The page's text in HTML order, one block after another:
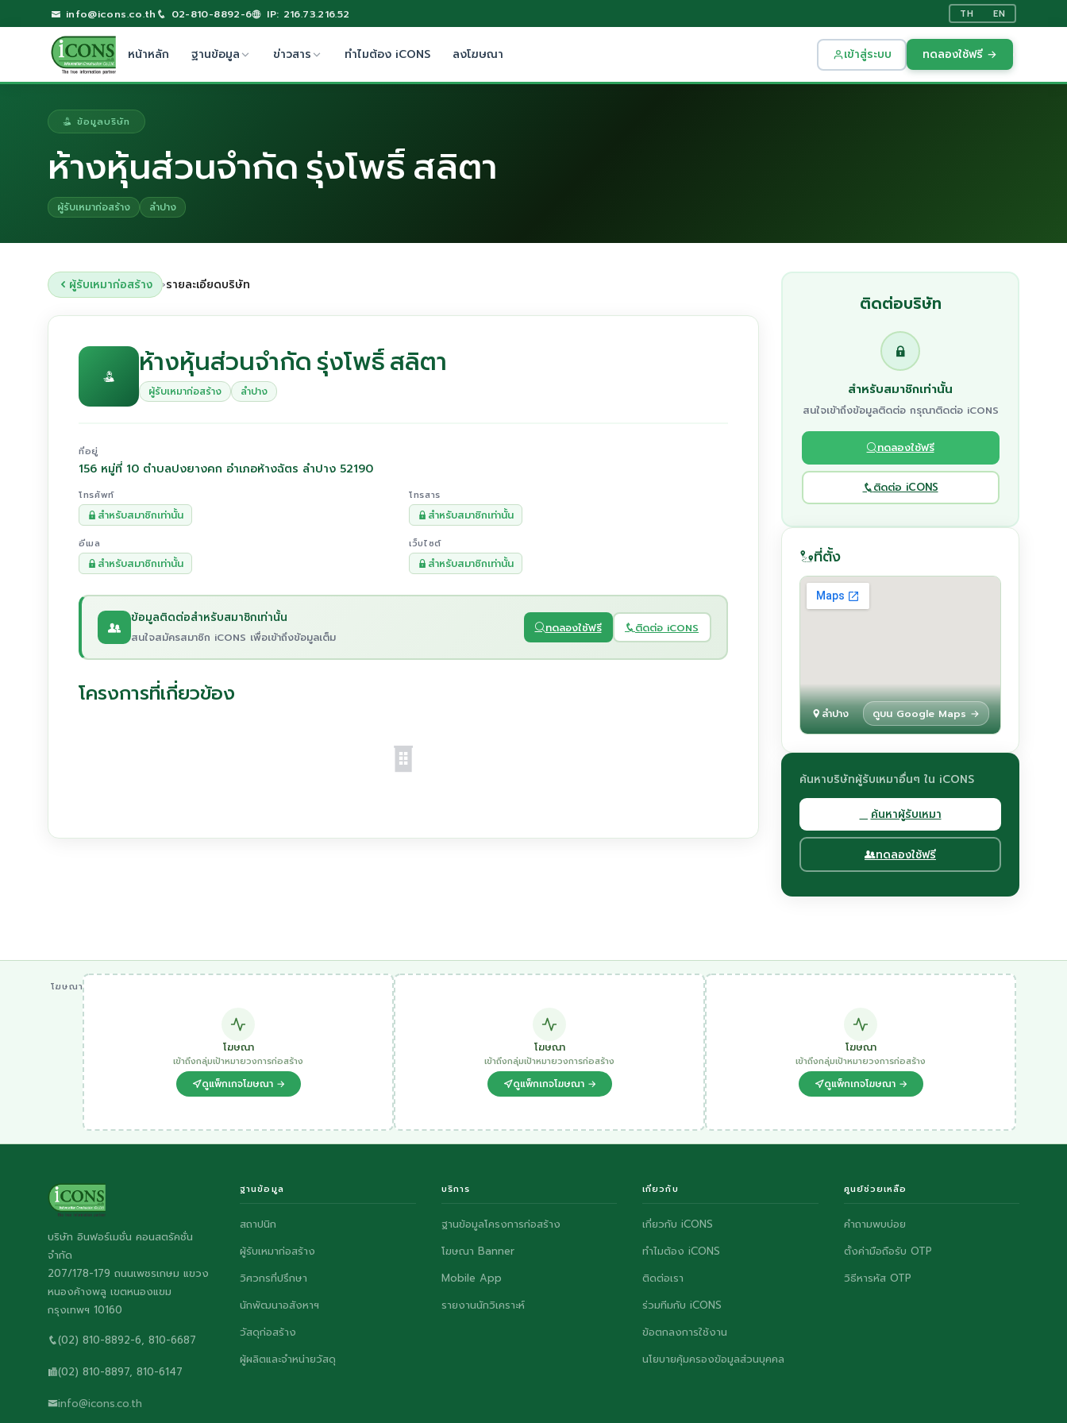
info@icons.co.th 02-810-8892-6 IP: 216.73.216.52 TH EN
หน้าหลัก ฐานข้อมูล ข่าวสาร ทำไมต้อง iCONS ลงโฆษณา เข้าสู่ระบบ ทดลองใช้ฟรี →
ข้อมูลบริษัท
ห้างหุ้นส่วนจำกัด รุ่งโพธิ์ สลิตา
ผู้รับเหมาก่อสร้าง ลำปาง
ผู้รับเหมาก่อสร้าง ›รายละเอียดบริษัท
ห้างหุ้นส่วนจำกัด รุ่งโพธิ์ สลิตา
ผู้รับเหมาก่อสร้าง ลำปาง
ที่อยู่
156 หมู่ที่ 10 ตำบลปงยางคก อำเภอห้างฉัตร ลำปาง 52190
โทรศัพท์
สำหรับสมาชิกเท่านั้น
โทรสาร
สำหรับสมาชิกเท่านั้น
อีเมล
สำหรับสมาชิกเท่านั้น
เว็บไซต์
สำหรับสมาชิกเท่านั้น
ข้อมูลติดต่อสำหรับสมาชิกเท่านั้น
สนใจสมัครสมาชิก iCONS เพื่อเข้าถึงข้อมูลเต็ม
ทดลองใช้ฟรี ติดต่อ iCONS
โครงการที่เกี่ยวข้อง
ติดต่อบริษัท
สำหรับสมาชิกเท่านั้น
สนใจเข้าถึงข้อมูลติดต่อ กรุณาติดต่อ iCONS
ทดลองใช้ฟรี
ติดต่อ iCONS
ที่ตั้ง
ลำปาง ดูบน Google Maps →
ค้นหาบริษัทผู้รับเหมาอื่นๆ ใน iCONS
ค้นหาผู้รับเหมา
ทดลองใช้ฟรี
โฆษณา
โฆษณา
เข้าถึงกลุ่มเป้าหมายวงการก่อสร้าง
ดูแพ็กเกจโฆษณา →
โฆษณา
เข้าถึงกลุ่มเป้าหมายวงการก่อสร้าง
ดูแพ็กเกจโฆษณา →
โฆษณา
เข้าถึงกลุ่มเป้าหมายวงการก่อสร้าง
ดูแพ็กเกจโฆษณา →
บริษัท อินฟอร์เมชั่น คอนสตรัคชั่น
จำกัด
207/178-179 ถนนเพชรเกษม แขวง
หนองค้างพลู เขตหนองแขม
กรุงเทพฯ 10160
(02) 810-8892-6, 810-6687
(02) 810-8897, 810-6147
info@icons.co.th
ฐานข้อมูล
สถาปนิก
ผู้รับเหมาก่อสร้าง
วิศวกรที่ปรึกษา
นักพัฒนาอสังหาฯ
วัสดุก่อสร้าง
ผู้ผลิตและจำหน่ายวัสดุ
บริการ
ฐานข้อมูลโครงการก่อสร้าง
โฆษณา Banner
Mobile App
รายงานนักวิเคราะห์
เกี่ยวกับ
เกี่ยวกับ iCONS
ทำไมต้อง iCONS
ติดต่อเรา
ร่วมทีมกับ iCONS
ข้อตกลงการใช้งาน
นโยบายคุ้มครองข้อมูลส่วนบุคคล
ศูนย์ช่วยเหลือ
คำถามพบบ่อย
ตั้งค่ามือถือรับ OTP
วิธีหารหัส OTP